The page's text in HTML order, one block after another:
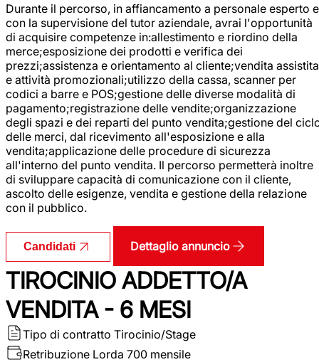
Durante il percorso, in affiancamento a personale esperto e
con la supervisione del tutor aziendale, avrai l'opportunità
di acquisire competenze in:allestimento e riordino della
merce;esposizione dei prodotti e verifica dei
prezzi;assistenza e orientamento al cliente;vendita assistita
e attività promozionali;utilizzo della cassa, scanner per
codici a barre e POS;gestione delle diverse modalità di
pagamento;registrazione delle vendite;organizzazione
degli spazi e dei reparti del punto vendita;gestione del
delle merci, dal ricevimento all'esposizione e alla
vendita;applicazione delle procedure di sicurezza
all'interno del punto vendita. Il percorso permetterà inoltre
di sviluppare capacità di comunicazione con il cliente,
ascolto delle esigenze, vendita e gestione della relazione
con il pubblico.
Candidati Dettaglio annuncio
TIROCINIO ADDETTO/A
VENDITA - 6 MESI
Tipo di contratto Tirocinio/Stage
Retribuzione Lorda 700 mensile